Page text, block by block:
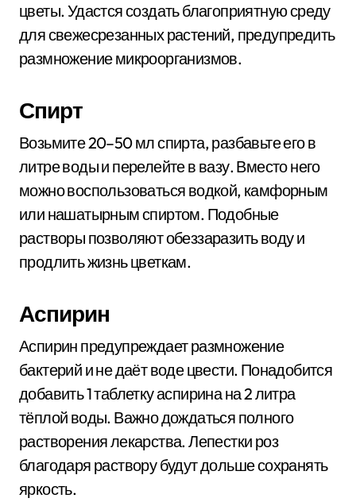
цветы. Удастся создать благоприятную среду
для свежесрезанных растений, предупредить
размножение микроорганизмов.
Спирт
Возьмите 20–50 мл спирта, разбавьте его в
литре воды и перелейте в вазу. Вместо него
можно воспользоваться водкой, камфорным
или нашатырным спиртом. Подобные
растворы позволяют обеззаразить воду и
продлить жизнь цветкам.
Аспирин
Аспирин предупреждает размножение
бактерий и не даёт воде цвести. Понадобится
добавить 1 таблетку аспирина на 2 литра
тёплой воды. Важно дождаться полного
растворения лекарства. Лепестки роз
благодаря раствору будут дольше сохранять
яркость.